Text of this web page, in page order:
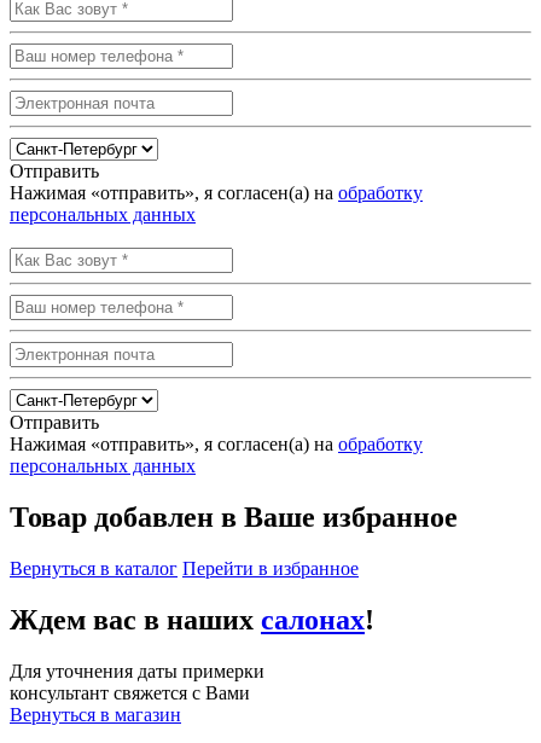
Отправить
Нажимая «отправить», я согласен(а) на обработку
персональных данных
Отправить
Нажимая «отправить», я согласен(а) на обработку
персональных данных
Товар добавлен в Ваше избранное
Вернуться в каталог Перейти в избранное
Ждем вас в наших салонах!
Для уточнения даты примерки
консультант свяжется с Вами
Вернуться в магазин